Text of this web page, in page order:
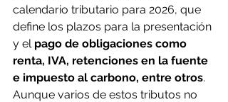
calendario tributario para 2026, que
define los plazos para la presentación
y el pago de obligaciones como
renta, IVA, retenciones en la fuente
e impuesto al carbono, entre otros.
Aunque varios de estos tributos no